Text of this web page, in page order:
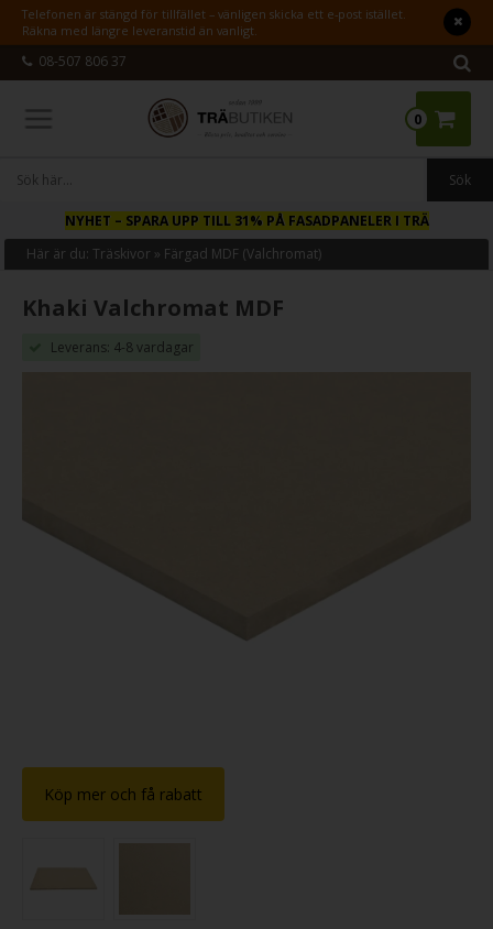
Telefonen är stängd för tillfället – vänligen skicka ett e-post istället.
Räkna med längre leveranstid än vanligt.
08-507 806 37
0
NYHET– SPARA UPP TILL 31% PÅ FASADPANELER I TRÄ
Här är du:Träskivor » Färgad MDF (Valchromat)
Khaki Valchromat MDF
Leverans: 4-8 vardagar
Köp mer och få rabatt